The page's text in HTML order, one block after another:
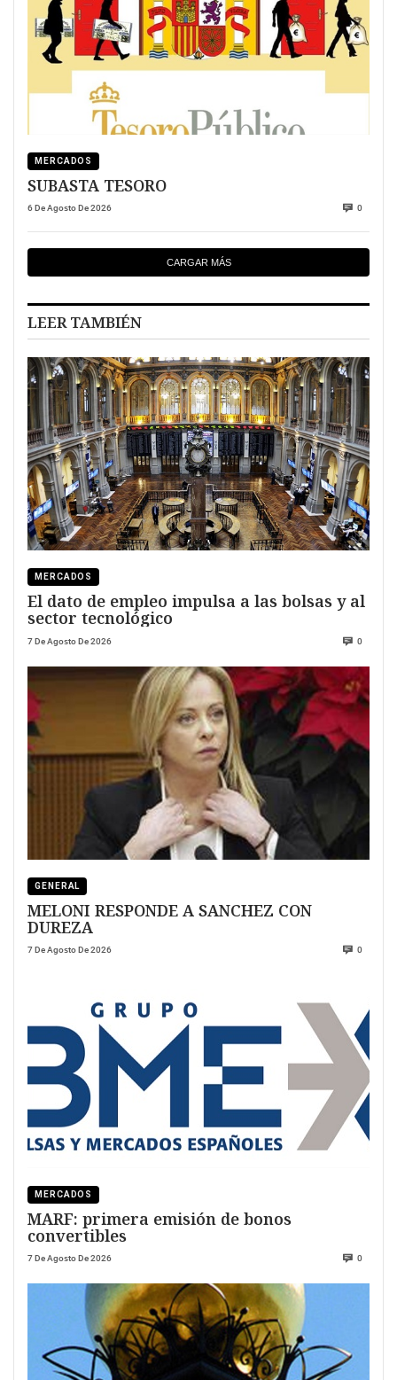
MERCADOS
SUBASTA TESORO
6 De Agosto De 2026 0
CARGAR MÁS
LEER TAMBIÉN
MERCADOS
El dato de empleo impulsa a las bolsas y al
sector tecnológico
7 De Agosto De 2026 0
GENERAL
MELONI RESPONDE A SANCHEZ CON
DUREZA
7 De Agosto De 2026 0
MERCADOS
MARF: primera emisión de bonos
convertibles
7 De Agosto De 2026 0